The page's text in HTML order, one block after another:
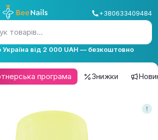
+380633409484
товарів...
від 2 000 UAH — безкоштовно
програма Знижки